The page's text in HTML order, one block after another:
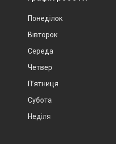
Понеділок
Вівторок
Середа
Четвер
Пʼятниця
Субота
Неділя